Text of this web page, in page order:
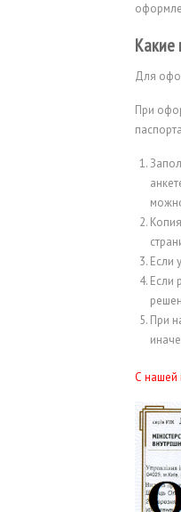
Какие
Для
При
Если
Если
При
С нашей